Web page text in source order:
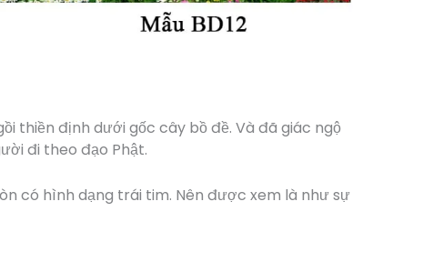
thiền định dưới gốc cây bồ đề. Và đã giác ngộ
đi theo đạo Phật.
có hình dạng trái tim. Nên được xem là như sự